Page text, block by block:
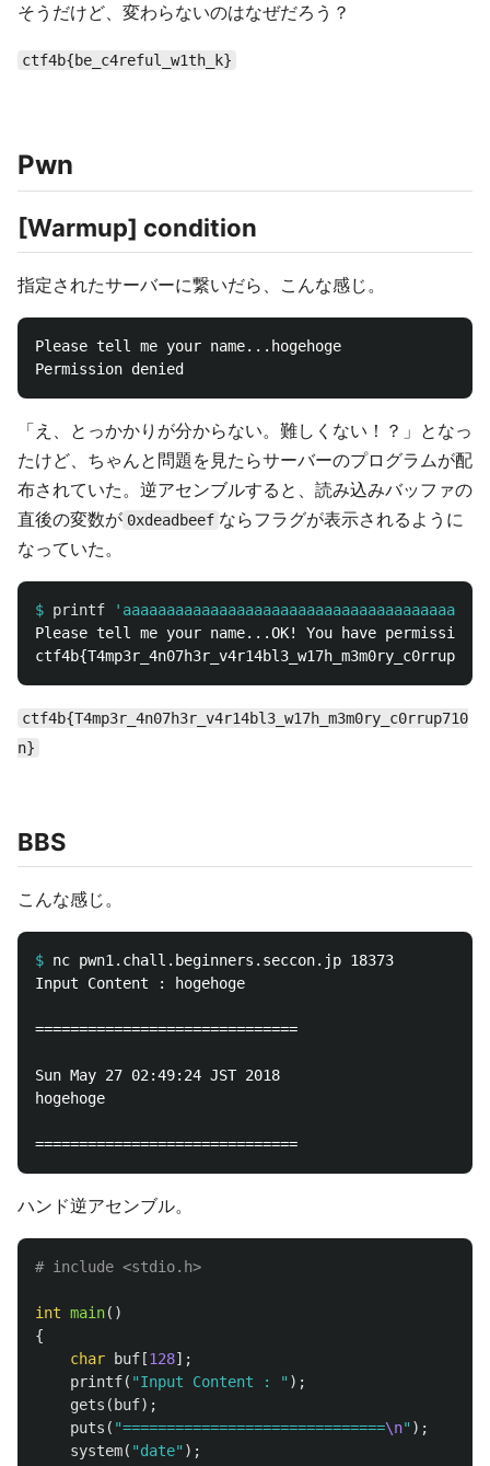
そうだけど、変わらないのはなぜだろう？
ctf4b{be_c4reful_w1th_k}
Pwn
[Warmup] condition
指定されたサーバーに繋いだら、こんな感じ。
Please tell me your name...hogehoge
「え、とっかかりが分からない。難しくない！？」となっ
たけど、ちゃんと問題を見たらサーバーのプログラムが配
布されていた。逆アセンブルすると、読み込みバッファの
直後の変数が 0xdeadbeef ならフラグが表示されるように
なっていた。
$ printf
Please tell me your name...OK! You have
ctf4b{T4mp3r_4n07h3r_v4r14bl3_w17h_m3m0ry_c0rrup710
n}
BBS
こんな感じ。
$
Input Content : hogehoge
==============================
Sun May 27 02:49:24 JST 2018
hogehoge
ハンド逆アセンブル。
int main()
{
char
buf [128];
printf( "Input Content : " );
gets ( buf);
puts ( "==============================\n" );
system( "date" );